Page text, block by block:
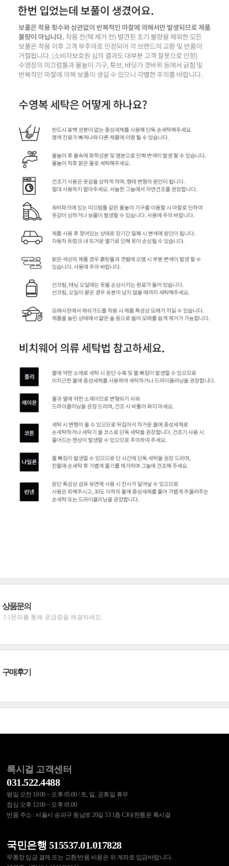
상품문의
1:1문의를 통해 궁금증을 해결하세요.
구매후기
록시걸 고객센터
031.522.4488
평일 오전 10:00 ~ 오후 05:00 / 토, 일, 공휴일 휴무
점심 오후 12:00 ~ 오후 01:00
반품 주소 : 서울시 송파구 동남로 20길 53 1층 CJ대한통운 록시걸
국민은행 515537.01.017828
무통장 입금 결제 또는 교환/반품 비용은 위 계좌로 입금바랍니다.